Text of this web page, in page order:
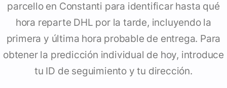
parcello en Constanti para identificar hasta qué
hora reparte DHL por la tarde, incluyendo la
primera y última hora probable de entrega. Para
obtener la predicción individual de hoy, introduce
tu ID de seguimiento y tu dirección.